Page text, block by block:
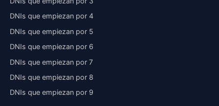
DNIs que empiezan por 4
DNIs que empiezan por 5
DNIs que empiezan por 6
DNIs que empiezan por 7
DNIs que empiezan por 8
DNIs que empiezan por 9